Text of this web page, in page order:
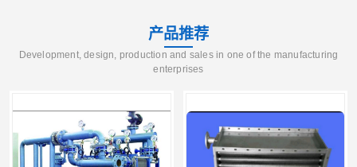
产品推荐
Development, design, production and sales in one of the manufacturing
enterprises